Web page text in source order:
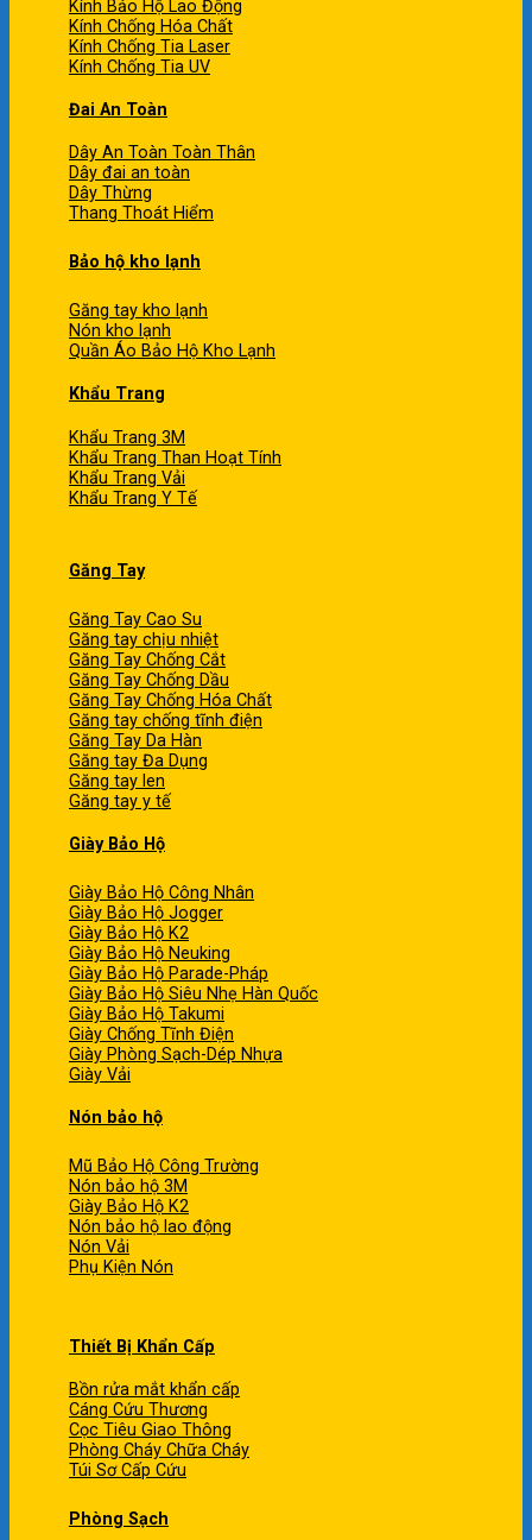
Kính Bảo Hộ Lao Động
Kính Chống Hóa Chất
Kính Chống Tia Laser
Kính Chống Tia UV
Đai An Toàn
Dây An Toàn Toàn Thân
Dây đai an toàn
Dây Thừng
Thang Thoát Hiểm
Bảo hộ kho lạnh
Găng tay kho lạnh
Nón kho lạnh
Quần Áo Bảo Hộ Kho Lạnh
Khẩu Trang
Khẩu Trang 3M
Khẩu Trang Than Hoạt Tính
Khẩu Trang Vải
Khẩu Trang Y Tế
Găng Tay
Găng Tay Cao Su
Găng tay chịu nhiệt
Găng Tay Chống Cắt
Găng Tay Chống Dầu
Găng Tay Chống Hóa Chất
Găng tay chống tĩnh điện
Găng Tay Da Hàn
Găng tay Đa Dụng
Găng tay len
Găng tay y tế
Giày Bảo Hộ
Giày Bảo Hộ Công Nhân
Giày Bảo Hộ Jogger
Giày Bảo Hộ K2
Giày Bảo Hộ Neuking
Giày Bảo Hộ Parade-Pháp
Giày Bảo Hộ Siêu Nhẹ Hàn Quốc
Giày Bảo Hộ Takumi
Giày Chống Tĩnh Điện
Giày Phòng Sạch-Dép Nhựa
Giày Vải
Nón bảo hộ
Mũ Bảo Hộ Công Trường
Nón bảo hộ 3M
Giày Bảo Hộ K2
Nón bảo hộ lao động
Nón Vải
Phụ Kiện Nón
Thiết Bị Khẩn Cấp
Bồn rửa mắt khẩn cấp
Cáng Cứu Thương
Cọc Tiêu Giao Thông
Phòng Cháy Chữa Cháy
Túi Sơ Cấp Cứu
Phòng Sạch